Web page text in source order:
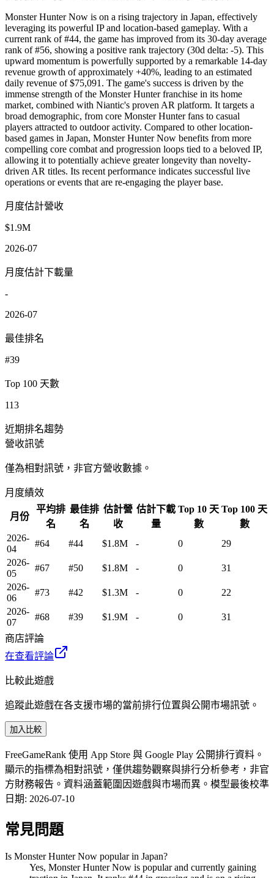
Monster Hunter Now is on a rising trajectory in Japan, effectively
leveraging its powerful IP and location-based gameplay. With a
current rank of #44, the game has improved from its 30-day average
rank of #56, showing a positive rank trajectory (30d delta: -5). This
upward momentum is powerfully supported by a remarkable 14-day
revenue growth of approximately +40%, leading to an estimated
daily revenue of $75,091. The game's success is driven by the
immense strength of the Monster Hunter franchise in its home
market, combined with Niantic's proven AR platform. It targets a
broad demographic, from core Monster Hunter fans to casual
players attracted to outdoor activity. Compared to other location-
based games in Japan, Monster Hunter Now benefits from more
compelling core combat and progression loops tied to a beloved IP,
allowing it to potentially achieve greater longevity than novelty-
driven AR titles. Its recent performance indicates successful live
operations or events that are re-engaging the player base.
月度估計營收
$1.9M
2026-07
月度估計下載量
-
2026-07
最佳排名
#39
Top 100 天數
113
近期排名趨勢
營收訊號
僅為相對訊號，非官方營收數據。
月度績效
月份
平均排
名
最佳排
名
估計營
收
估計下載
量
Top 10 天
數
Top 100 天
數
2026-
04
#64 #44 $1.8M - 0
29
2026-
05
#67 #50 $1.8M - 0
31
2026-
06
#73 #42 $1.3M - 0
22
2026-
07
#68 #39 $1.9M - 0 31
商店評論
在查看評論
比較此遊戲
追蹤此遊戲在各支援市場的當前排行位置與公開市場訊號。
加入比較
FreeGameRank 使用 App Store 與 Google Play 公開排行資料。
顯示的指標為相對訊號，僅供趨勢觀察與排行分析參考，非官
方財務報告。資料涵蓋範圍因遊戲與市場而異。 模型最後校準
日期: 2026-07-10
常見問題
Is Monster Hunter Now popular in Japan?
Yes, Monster Hunter Now is popular and currently gaining